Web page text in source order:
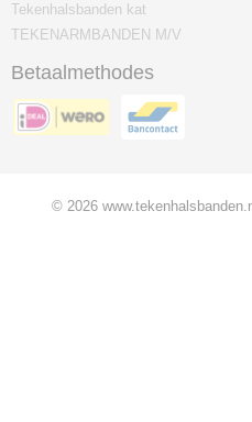
Tekenhalsbanden kat
TEKENARMBANDEN M/V
Betaalmethodes
© 2026